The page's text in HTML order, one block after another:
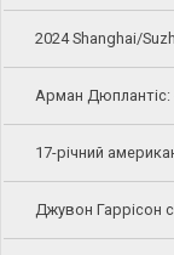
2024 Shanghai/
Арман Дюплантіс:
17-річний
Джувон Гаррісон